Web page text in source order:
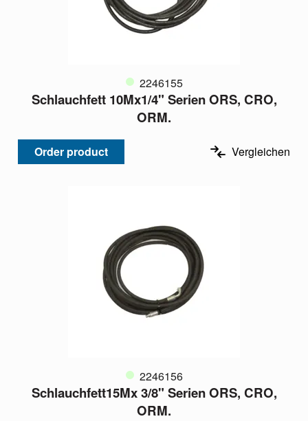
2246155
Schlauchfett 10Mx1/4" Serien ORS, CRO,
ORM.
Order product Vergleichen
2246156
Schlauchfett15Mx 3/8" Serien ORS, CRO,
ORM.